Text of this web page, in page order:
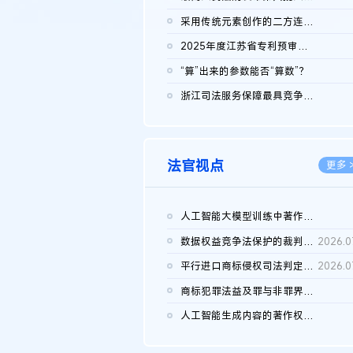
采用传统元素创作的二方连续装饰图案作品的独创性及侵权对比认定
2025年度江苏省专利预审典型案例
“算”出来的参数能否“算数”？
浙江司法服务保障最具竞争力营商环境建设典型案例（第二批）含侵...
法官视点 更多
人工智能大模型训练中著作权的合理使用
数据权益竞争法保护的裁判路径构建
平行进口商标侵权司法判定规则的困境与纾解
商标犯罪法益及罪与非罪界限研究
人工智能生成内容的著作权司法认定：演进逻辑、现实困境与规则建...